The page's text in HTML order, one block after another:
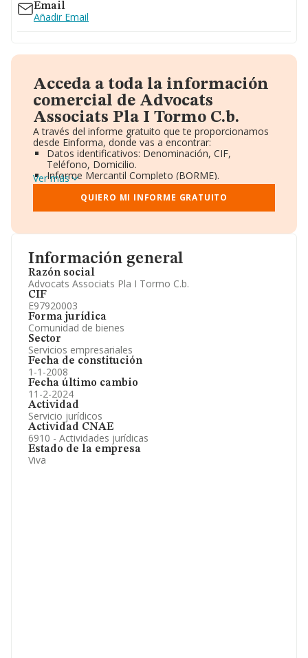
Información general
Razón social
Advocats Associats Pla I Tormo C.b.
CIF
E97920003
Forma jurídica
Comunidad de bienes
Sector
Servicios empresariales
Fecha de constitución
1-1-2008
Fecha último cambio
11-2-2024
Actividad
Servicio jurídicos
Actividad CNAE
6910 - Actividades jurídicas
Estado de la empresa
Viva
Email
Añadir Email
Acceda a toda la información
comercial de Advocats
Associats Pla I Tormo C.b.
A través del informe gratuito que te proporcionamos
desde Einforma, donde vas a encontrar:
Datos identificativos: Denominación, CIF,
Teléfono, Domicilio.
Informe Mercantil Completo (BORME).
Gráficos de Evolución Ventas y Empleados.
Consejo de Administración y Administradores.
Directivos y Ejecutivos.
Información oficial y registral complementaria.
Ver más
QUIERO MI INFORME GRATUITO